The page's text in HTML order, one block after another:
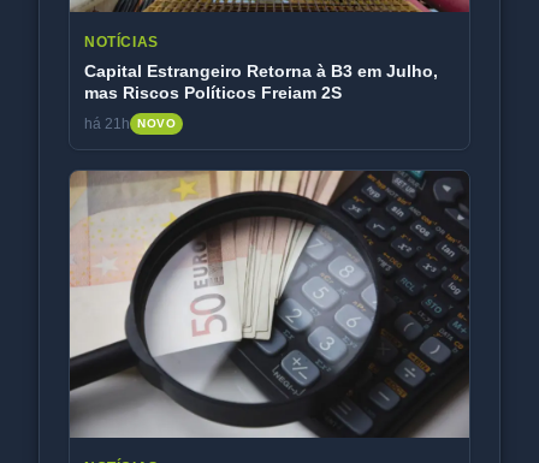
NOTÍCIAS
Capital Estrangeiro Retorna à B3 em Julho,
mas Riscos Políticos Freiam 2S
há 21h NOVO